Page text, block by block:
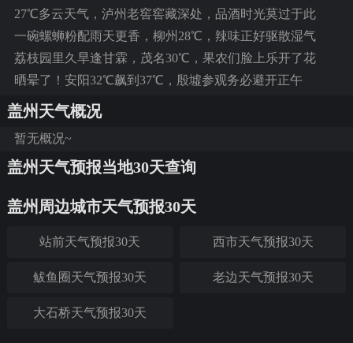
27℃多云天气，泸州老窖窖藏深处，品酒时光莫过于此
一碗螺蛳粉配雨天更香，柳州28℃，辣味正好驱散湿气
荔枝园里久旱逢甘霖，茂名30℃，果农们脸上乐开了花
晒晕了！安阳32℃飙到37℃，殷墟参观务必避开正午
盖州天气概况
暂无概况~
盖州天气预报当地30天查询
盖州周边城市天气预报30天
站前天气预报30天 西市天气预报30天
鲅鱼圈天气预报30天 老边天气预报30天
大石桥天气预报30天